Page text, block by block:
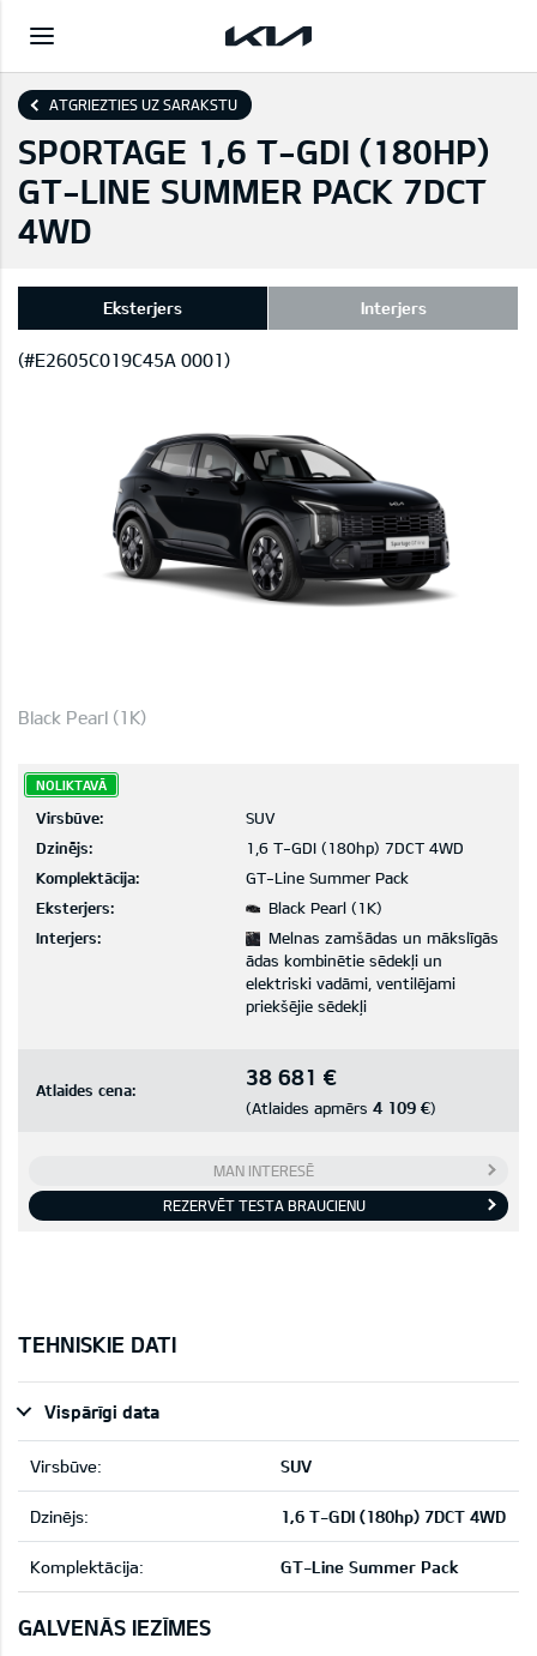
ATGRIEZTIES UZ SARAKSTU
SPORTAGE 1,6 T-GDI (180HP)
GT-LINE SUMMER PACK 7DCT
4WD
Eksterjers Interjers
(#E2605C019C45A 0001)
Black Pearl (1K)
NOLIKTAVĀ
Virsbūve:
SUV
Dzinējs:
1,6 T-GDI (180hp) 7DCT 4WD
Komplektācija:
GT-Line Summer Pack
Eksterjers:
Black Pearl (1K)
Interjers:
Melnas zamšādas un mākslīgās
ādas kombinētie sēdekļi un
elektriski vadāmi, ventilējami
priekšējie sēdekļi
Atlaides cena: 38 681 €
(Atlaides apmērs 4 109 €)
MAN INTERESĒ
REZERVĒT TESTA BRAUCIENU
TEHNISKIE DATI
Vispārīgi data
Virsbūve: SUV
Dzinējs: 1,6 T-GDI (180hp) 7DCT 4WD
Komplektācija: GT-Line Summer Pack
GALVENĀS IEZĪMES